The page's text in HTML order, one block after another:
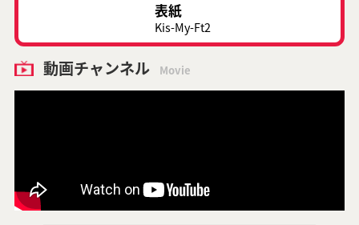
表紙
Kis-My-Ft2
動画チャンネル Movie